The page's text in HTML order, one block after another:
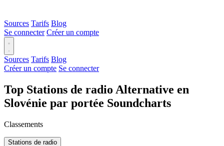
Sources Tarifs Blog
Se connecter Créer un compte
Sources Tarifs Blog
Créer un compte Se connecter
Top Stations de radio Alternative en
Slovénie par portée Soundcharts
Classements
Stations de radio